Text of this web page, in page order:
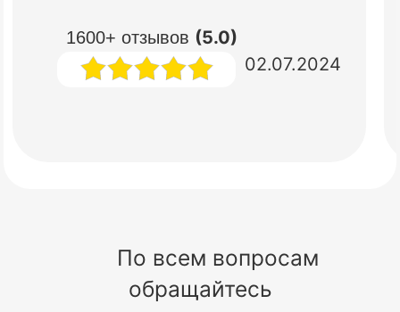
1600+ отзывов (5.0)
02.07.2024
По всем вопросам
обращайтесь